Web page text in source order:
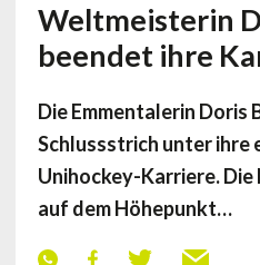
Weltmeisterin
beendet ihre
Die Emmentalerin Doris
Schlussstrich unter ihre
Unihockey-Karriere.
auf dem Höhepunkt…